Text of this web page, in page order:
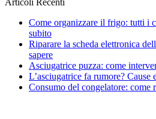
Articoli Recenti
Come organizzare il frigo: tutti i
subito
Riparare la scheda elettronica
sapere
Asciugatrice puzza: come
L’asciugatrice fa rumore? Cause
Consumo del congelatore: come